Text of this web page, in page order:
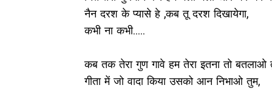
नैन दरश के प्यासे हे ,कब तू दरश दिखायेगा,
कभी ना कभी.....
कब तक तेरा गुण गावे हम तेरा इतना तो बतलाओ
गीता में जो वादा किया उसको आन निभाओ तुम,